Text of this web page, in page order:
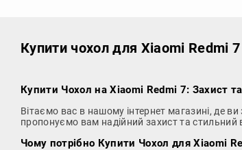
Купити чохол для Xiaomi Redmi
Купити Чохол на Xiaomi Redmi 7: Захист
Вітаємо вас в нашому інтернет магазині, де
пропонуємо вам надійний захист та стильний
Чому потрібно Купити Чохол для Xiaomi